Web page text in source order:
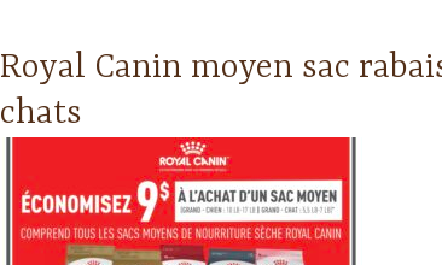
Royal Canin moyen sac
chats